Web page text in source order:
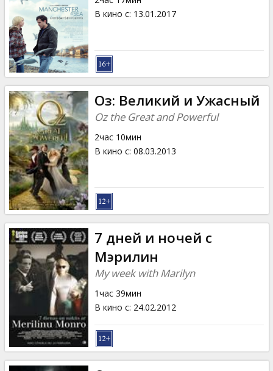
В кино с: 13.01.2017
Оз: Великий и Ужасный
Oz the Great and Powerful
2час 10мин
В кино с: 08.03.2013
7 дней и ночей с
Мэрилин
My week with Marilyn
1час 39мин
В кино с: 24.02.2012